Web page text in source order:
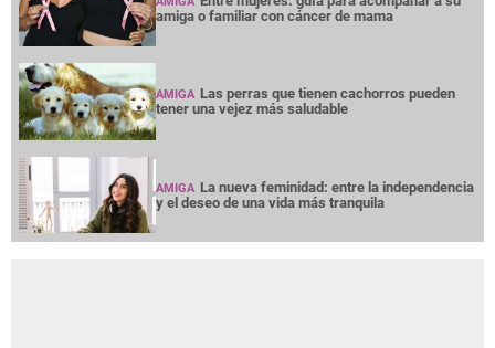
amiga o familiar con cáncer de mama
AMIGA Las perras que tienen cachorros pueden
tener una vejez más saludable
AMIGA La nueva feminidad: entre la independencia
y el deseo de una vida más tranquila